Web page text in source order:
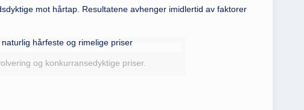
mot hårtap. Resultatene avhenger imidlertid av faktorer
og konkurransedyktige priser.